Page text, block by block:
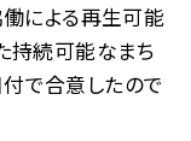
による再生可能
持続可能なまち
で合意したので